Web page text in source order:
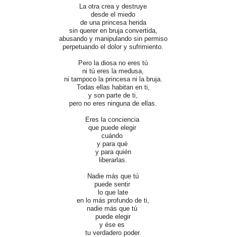
La otra crea y destruye
desde el miedo
de una princesa herida
sin querer en bruja convertida,
abusando y manipulando sin permiso
perpetuando el dolor y sufrimiento.
Pero la diosa no eres tú
ni tú eres la medusa
ni tampoco la princesani la bruja.
Todas ellas habitan en ti,
y son parte de ti,
pero no eres ninguna de ellas.
Eres la conciencia
que puede elegir
cuándo
y para qué
y para quién
liberarlas.
Nadie más que tú
puede sentir
lo que late
en lo más profundo de ti,
nadie más que tú
puede elegir
y ése es
tu verdadero poder.